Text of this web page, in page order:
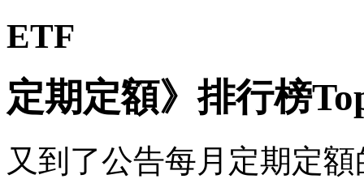
ETF
定期定額》排行榜
又到了公告每月定期定